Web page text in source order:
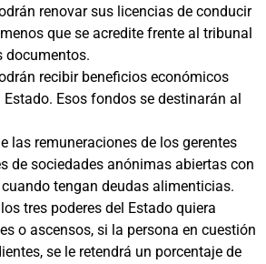
renovar sus licencias de conducir
que se acredite frente al tribunal
documentos.
recibir beneficios económicos
Esos fondos se destinarán al
las remuneraciones de los gerentes
de sociedades anónimas abiertas con
tengan deudas alimenticias.
tres poderes del Estado quiera
o ascensos, si la persona en cuestión
se le retendrá un porcentaje de